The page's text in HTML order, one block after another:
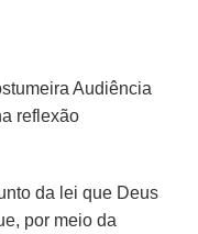
Audiência
reflexão
da lei que Deus
por meio da